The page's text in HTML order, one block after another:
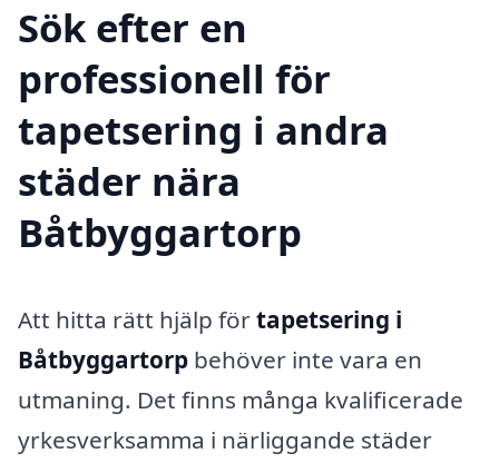
Sök efter en
professionell för
tapetsering i andra
städer nära
Båtbyggartorp
Att hitta rätt hjälp förtapetsering i
Båtbyggartorp behöver inte vara en
utmaning. Det finns många kvalificerade
yrkesverksamma i närliggande städer